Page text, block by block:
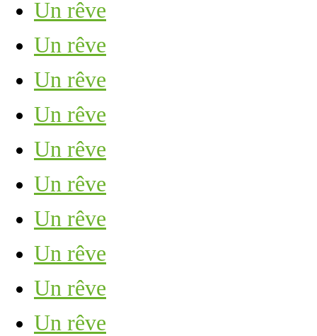
Un rêve
Un rêve
Un rêve
Un rêve
Un rêve
Un rêve
Un rêve
Un rêve
Un rêve
Un rêve